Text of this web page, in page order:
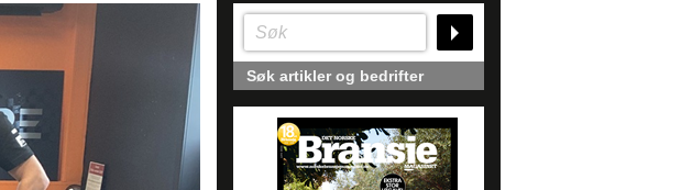
Søk artikler og bedrifter